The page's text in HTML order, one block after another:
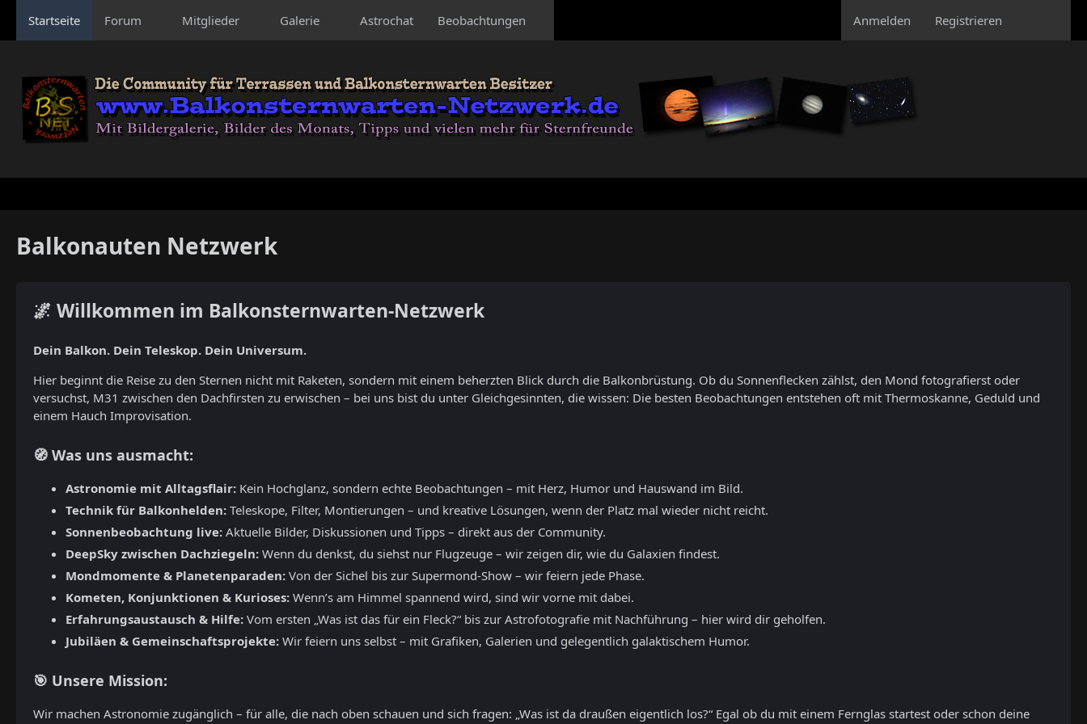
Startseite Forum Mitglieder Galerie Astrochat Beobachtungen Anmelden Registrieren
Balkonauten Netzwerk
🌌 Willkommen im Balkonsternwarten-Netzwerk
Dein Balkon. Dein Teleskop. Dein Universum.
Hier beginnt die Reise zu den Sternen nicht mit Raketen, sondern mit einem beherzten Blick durch die Balkonbrüstung. Ob du Sonnenflecken zählst, den Mond fotografierst oder
versuchst, M31 zwischen den Dachfirsten zu erwischen – bei uns bist du unter Gleichgesinnten, die wissen: Die besten Beobachtungen entstehen oft mit Thermoskanne, Geduld und
einem Hauch Improvisation.
🧭 Was uns ausmacht:
Astronomie mit Alltagsflair: Kein Hochglanz, sondern echte Beobachtungen – mit Herz, Humor und Hauswand im Bild.
Technik für Balkonhelden: Teleskope, Filter, Montierungen – und kreative Lösungen, wenn der Platz mal wieder nicht reicht.
Sonnenbeobachtung live: Aktuelle Bilder, Diskussionen und Tipps – direkt aus der Community.
DeepSky zwischen Dachziegeln: Wenn du denkst, du siehst nur Flugzeuge – wir zeigen dir, wie du Galaxien findest.
Mondmomente & Planetenparaden: Von der Sichel bis zur Supermond-Show – wir feiern jede Phase.
Kometen, Konjunktionen & Kurioses: Wenn’s am Himmel spannend wird, sind wir vorne mit dabei.
Erfahrungsaustausch & Hilfe: Vom ersten „Was ist das für ein Fleck?“ bis zur Astrofotografie mit Nachführung – hier wird dir geholfen.
Jubiläen & Gemeinschaftsprojekte: Wir feiern uns selbst – mit Grafiken, Galerien und gelegentlich galaktischem Humor.
🎯 Unsere Mission:
Wir machen Astronomie zugänglich – für alle, die nach oben schauen und sich fragen: „Was ist da draußen eigentlich los?“ Egal ob du mit einem Fernglas startest oder schon deine